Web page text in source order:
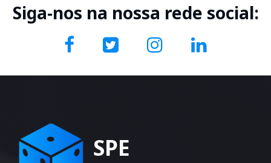
Siga-nos na nossa rede social:
SPE